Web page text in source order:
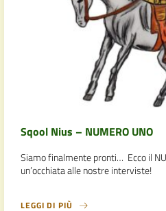
Sqool Nius – NUMERO UNO
Siamo finalmente pronti… Ecco il
un’occhiata alle nostre interviste!
LEGGI DI PIÙ